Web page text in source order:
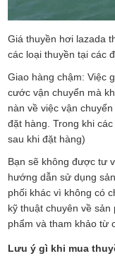
Giá thuyền hơi lazada
các loại thuyền tại các
Giao hàng chậm: Việc
cước vận chuyển mà
nàn về việc vận
đặt hàng. Trong khi
sau khi đặt hàng)
Bạn sẽ không được tư
hướng dẫn sử dụng
phối khác vì không có
kỹ thuật chuyên về
phẩm và tham khảo từ
Lưu ý gì khi mua